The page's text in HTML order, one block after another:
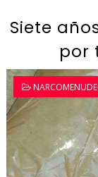
Siete
por